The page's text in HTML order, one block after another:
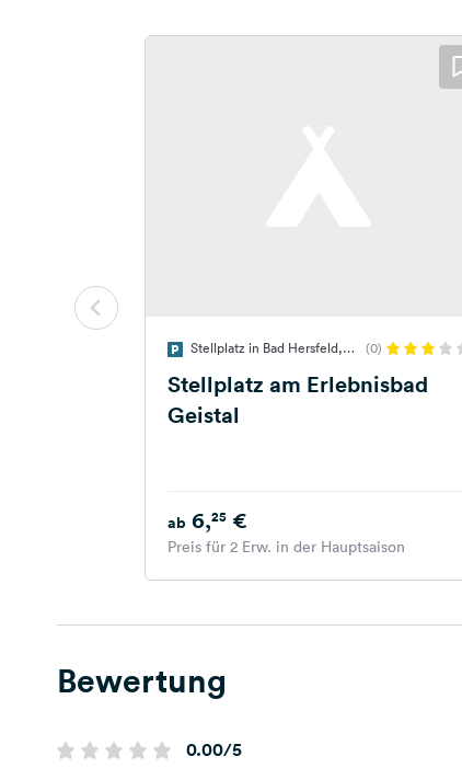
(0)
Stellplatz am Erlebnisbad
Geistal
ab 6,25 €
Preis für 2 Erw. in der Hauptsaison
Bewertung
0.00/5